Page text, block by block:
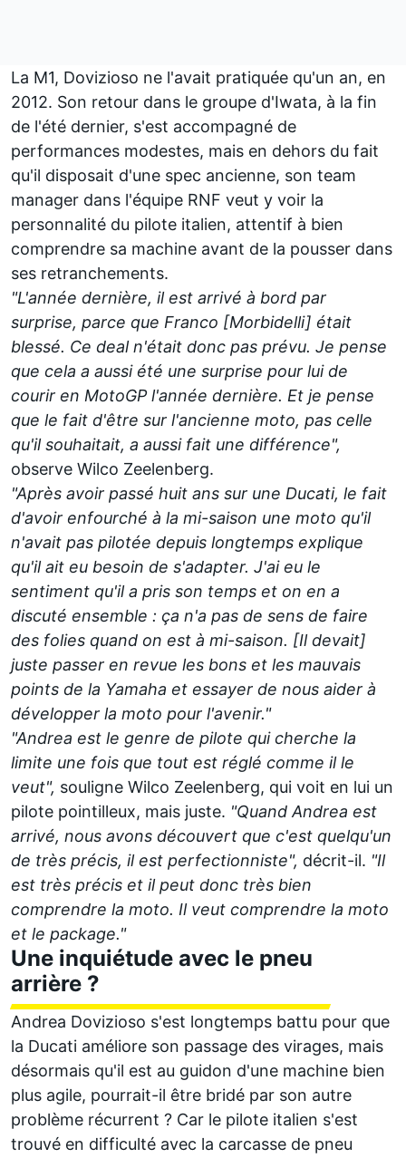
La M1, Dovizioso ne l'avait pratiquée qu'un an, en
2012. Son retour dans le groupe d'Iwata, à la fin
de l'été dernier, s'est accompagné de
performances modestes, mais en dehors du fait
qu'il disposait d'une spec ancienne, son team
manager dans l'équipe RNF veut y voir la
personnalité du pilote italien, attentif à bien
comprendre sa machine avant de la pousser dans
ses retranchements.
"L'année dernière, il est arrivé à bord par
surprise, parce que Franco [Morbidelli] était
blessé. Ce deal n'était donc pas prévu. Je pense
que cela a aussi été une surprise pour lui de
courir en MotoGP l'année dernière. Et je pense
que le fait d'être sur l'ancienne moto, pas celle
qu'il souhaitait, a aussi fait une différence",
observe Wilco Zeelenberg.
"Après avoir passé huit ans sur une Ducati, le fait
d'avoir enfourché à la mi-saison une moto qu'il
n'avait pas pilotée depuis longtemps explique
qu'il ait eu besoin de s'adapter. J'ai eu le
sentiment qu'il a pris son temps et on en a
discuté ensemble : ça n'a pas de sens de faire
des folies quand on est à mi-saison. [Il devait]
juste passer en revue les bons et les mauvais
points de la Yamaha et essayer de nous aider à
développer la moto pour l'avenir."
"Andrea est le genre de pilote qui cherche la
limite une fois que tout est réglé comme il le
veut", souligne Wilco Zeelenberg, qui voit en lui un
pilote pointilleux, mais juste. "Quand Andrea est
arrivé, nous avons découvert que c'est quelqu'un
de très précis, il est perfectionniste", décrit-il. "Il
est très précis et il peut donc très bien
comprendre la moto. Il veut comprendre la moto
et le package."
Une inquiétude avec le pneu
arrière ?
Andrea Dovizioso s'est longtemps battu pour que
la Ducati améliore son passage des virages, mais
désormais qu'il est au guidon d'une machine bien
plus agile, pourrait-il être bridé par son autre
problème récurrent ? Car le pilote italien s'est
trouvé en difficulté avec la carcasse de pneu